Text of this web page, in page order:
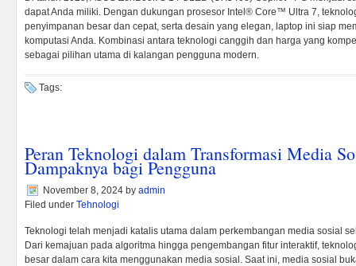
dapat Anda miliki. Dengan dukungan prosesor Intel® Core™ Ultra 7,
penyimpanan besar dan cepat, serta desain yang elegan, laptop ini siap
komputasi Anda. Kombinasi antara teknologi canggih dan harga yang
sebagai pilihan utama di kalangan pengguna modern.
Tags:
Peran Teknologi dalam Transformasi Media
Dampaknya bagi Pengguna
November 8, 2024 by admin
Filed under Tehnologi
Teknologi telah menjadi katalis utama dalam perkembangan media sosial
Dari kemajuan pada algoritma hingga pengembangan fitur interaktif,
besar dalam cara kita menggunakan media sosial. Saat ini, media sosial